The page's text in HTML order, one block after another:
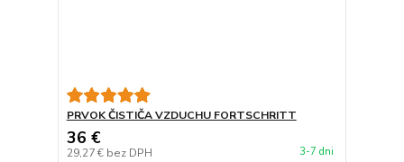
PRVOK ČISTIČA VZDUCHU FORTSCHRITT
36 €
29,27 € bez DPH 3-7 dni